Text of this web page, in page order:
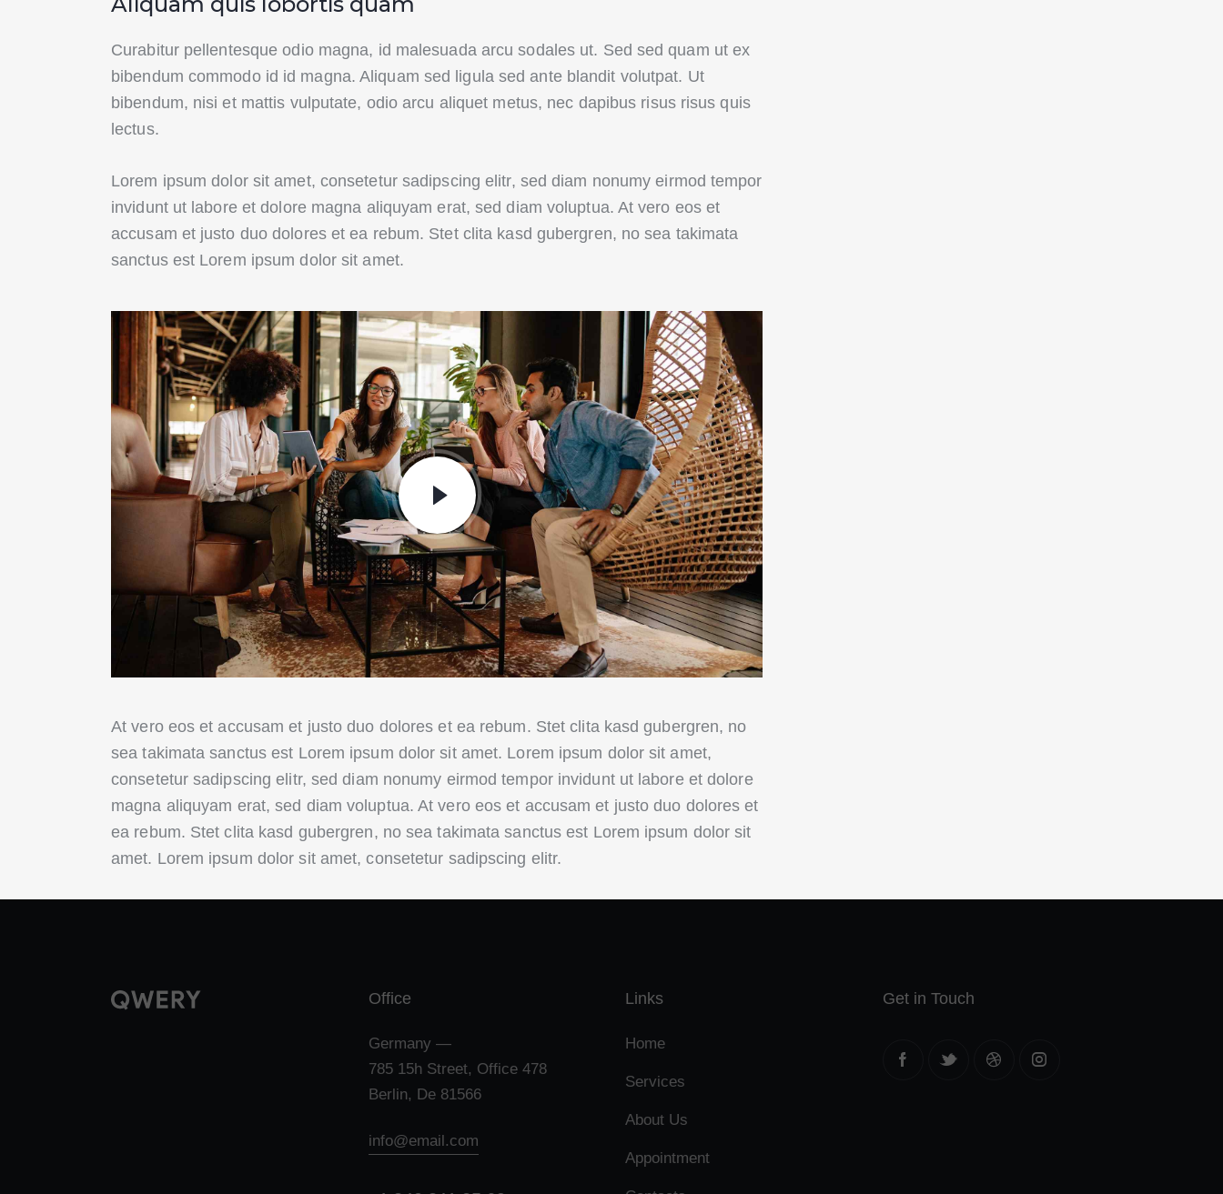
Curabitur pellentesque odio magna, id malesuada arcu sodales ut. Sed sed quam ut ex
bibendum commodo id id magna. Aliquam sed ligula sed ante blandit volutpat. Ut
bibendum, nisi et mattis vulputate, odio arcu aliquet metus, nec dapibus risus risus quis
lectus.
Lorem ipsum dolor sit amet, consetetur sadipscing elitr, sed diam nonumy eirmod tempor
invidunt ut labore et dolore magna aliquyam erat, sed diam voluptua. At vero eos et
accusam et justo duo dolores et ea rebum. Stet clita kasd gubergren, no sea takimata
sanctus est Lorem ipsum dolor sit amet.
At vero eos et accusam et justo duo dolores et ea rebum. Stet clita kasd gubergren, no
sea takimata sanctus est Lorem ipsum dolor sit amet. Lorem ipsum dolor sit amet,
consetetur sadipscing elitr, sed diam nonumy eirmod tempor invidunt ut labore et dolore
magna aliquyam erat, sed diam voluptua. At vero eos et accusam et justo duo dolores et
ea rebum. Stet clita kasd gubergren, no sea takimata sanctus est Lorem ipsum dolor sit
amet. Lorem ipsum dolor sit amet, consetetur sadipscing elitr.
Office
Germany —
785 15h Street, Office 478
Berlin, De 81566
info@email.com
Links
Home
Services
About Us
Appointment
Get in Touch